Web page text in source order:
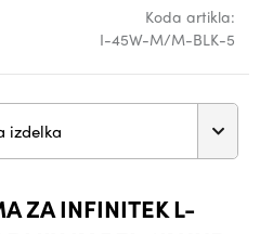
Koda artikla:
I-45W-M/M-BLK-5
izdelka
ZA INFINITEK L-